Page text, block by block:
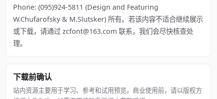
Phone: (095)924-5811 (Design and Featuring
W.Chufarofsky & M.Slutsker) 所有。若该内容不适合继续展示
或下载，请通过 zcfont@163.com 联系，我们会尽快核查处
理。
下载前确认
站内资源主要用于学习、参考和试用预览。商业使用前，请以版权方